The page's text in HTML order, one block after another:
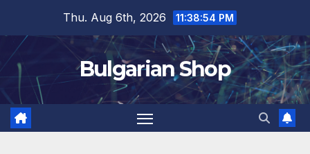
content
Thu. Aug 6th, 2026 11:38:55 PM
Bulgarian Shop